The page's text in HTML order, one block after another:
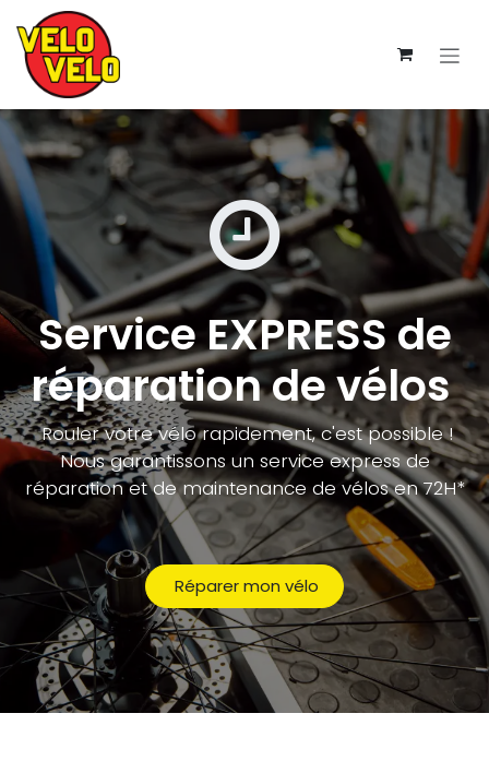
Se rendre au contenu
Service EXPRESS de
réparation de vélos
Rouler votre vélo rapidement, c'est possible !
Nous garantissons un service express de
réparation et de maintenance de vélos en 72H*
Réparer mon vélo